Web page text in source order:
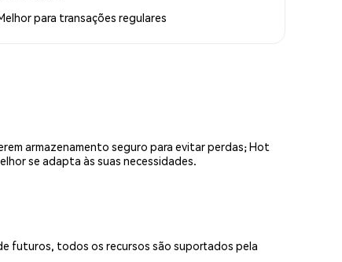
para transações regulares
armazenamento seguro para evitar perdas; Hot
se adapta às suas necessidades.
futuros, todos os recursos são suportados pela